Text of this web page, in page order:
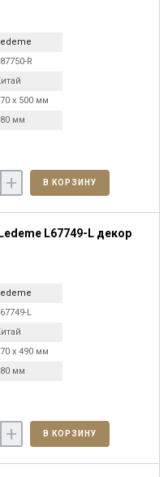
R
х 500 мм
мм
+ В КОРЗИНУ
L67749-L декор
L
х 490 мм
мм
+ В КОРЗИНУ